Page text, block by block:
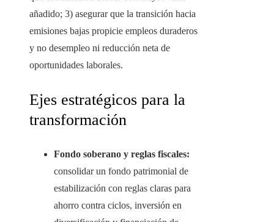
añadido; 3) asegurar que la transición hacia
emisiones bajas propicie empleos duraderos
y no desempleo ni reducción neta de
oportunidades laborales.
Ejes estratégicos para la
transformación
Fondo soberano y reglas fiscales:
consolidar un fondo patrimonial de
estabilización con reglas claras para
ahorro contra ciclos, inversión en